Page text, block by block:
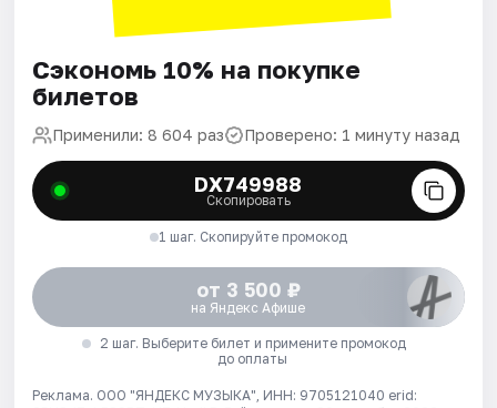
Сэкономь 10% на покупке
билетов
Применили: 8 604 раз Проверено: 1 минуту назад
DX749988
Скопировать
1 шаг. Скопируйте промокод
от 3 500 ₽
на Яндекс Афише
2 шаг. Выберите билет и примените промокод
до оплаты
Реклама. ООО "ЯНДЕКС МУЗЫКА", ИНН: 9705121040 erid: